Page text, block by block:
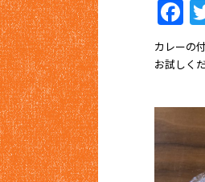
カレーの
お試しく